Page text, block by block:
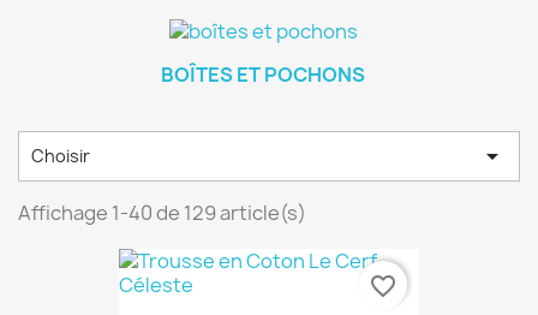
BOÎTES ET POCHONS
Choisir 
Affichage 1-40 de 129 article(s)
favorite_border